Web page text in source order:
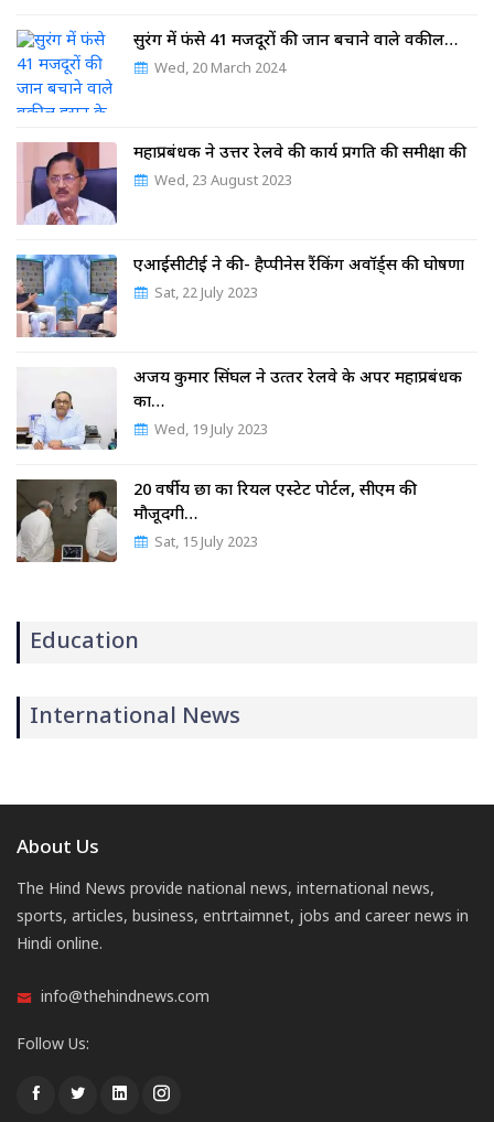
सुरंग में फंसे 41 मजदूरों की जान बचाने वाले वकील…
Wed, 20 March 2024
महाप्रबंधक ने उत्तर रेलवे की कार्य प्रगति की समीक्षा की
Wed, 23 August 2023
एआईसीटीई ने की- हैप्पीनेस रैंकिंग अवॉर्ड्स की घोषणा
Sat, 22 July 2023
अजय कुमार सिंघल ने उत्‍तर रेलवे के अपर महाप्रबंधक
का…
Wed, 19 July 2023
20 वर्षीय छात्र का रियल एस्टेट पोर्टल, सीएम की
मौजूदगी…
Sat, 15 July 2023
Education
International News
About Us
The Hind News provide national news, international news,
sports, articles, business, entrtaimnet, jobs and career news in
Hindi online.
info@thehindnews.com
Follow Us: